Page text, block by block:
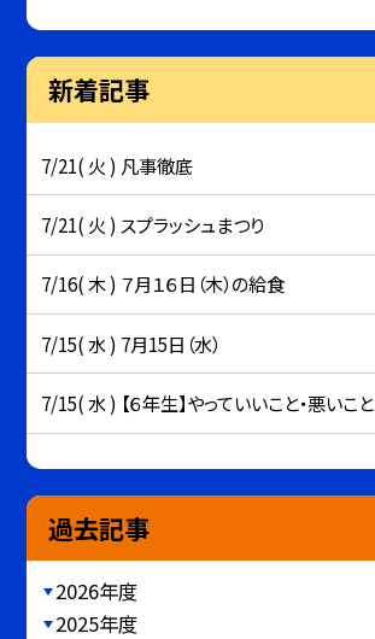
新着記事
7/21( 火 ) 凡事徹底
7/21( 火 ) スプラッシュまつり
7/16( 木 ) ７月１６日（木）の給食
7/15( 水 ) 7月15日（水）
7/15( 水 ) 【６年生】やっていいこと・悪いこと
過去記事
2026年度
2025年度